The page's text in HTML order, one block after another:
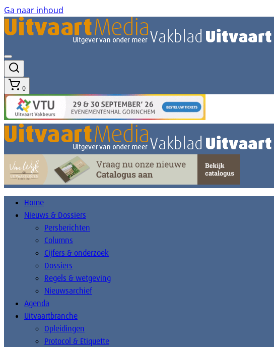
Ga naar inhoud
0
Home
Nieuws & Dossiers
Persberichten
Columns
Cijfers & onderzoek
Dossiers
Regels & wetgeving
Nieuwsarchief
Agenda
Uitvaartbranche
Opleidingen
Protocol & Etiquette